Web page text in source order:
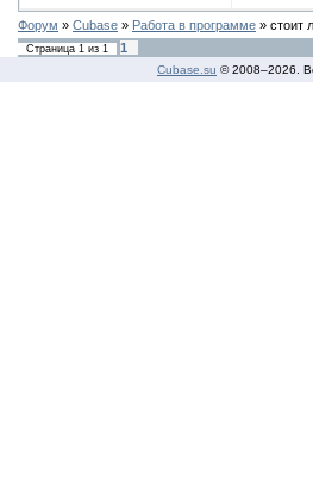
Форум » Cubase » Работа в программе » стоит
Страница 1 из 1 1
Cubase.su © 2008–2026.